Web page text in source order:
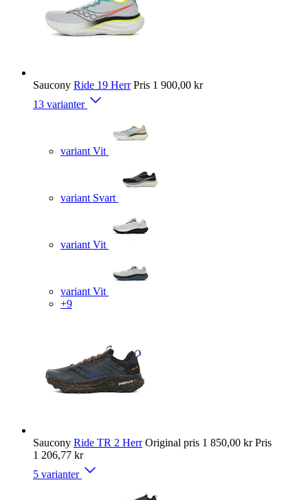
Saucony Ride 19 Herr Pris 1 900,00 kr
13 varianter
variant Vit
variant Svart
variant Vit
variant Vit
+9
Saucony Ride TR 2 Herr Original pris 1 850,00 kr Pris
1 206,77 kr
5 varianter